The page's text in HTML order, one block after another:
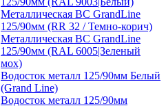
Металлическая ВС GrandLine
125/90мм (RR 32 / Темно-корич)
Металлическая ВС GrandLine
125/90мм (RAL 6005|Зеленый
мох)
Водосток металл 125/90мм Белый
(Grand Line)
Водосток металл 125/90мм